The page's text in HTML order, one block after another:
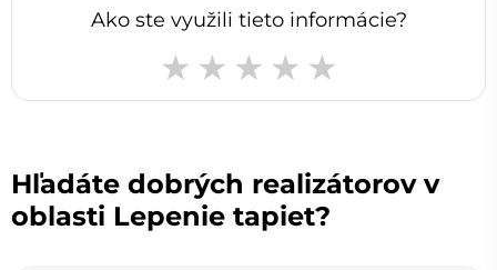
Ako ste využili tieto informácie?
Hľadáte dobrých realizátorov v
oblasti Lepenie tapiet?